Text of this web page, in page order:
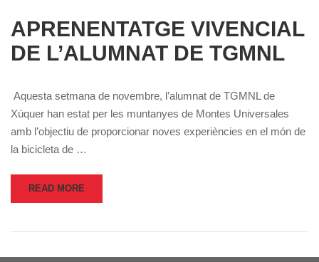
APRENENTATGE VIVENCIAL
DE L’ALUMNAT DE TGMNL
Aquesta setmana de novembre, l’alumnat de TGMNL de
Xúquer han estat per les muntanyes de Montes Universales
amb l’objectiu de proporcionar noves experiències en el món de
la bicicleta de …
READ MORE